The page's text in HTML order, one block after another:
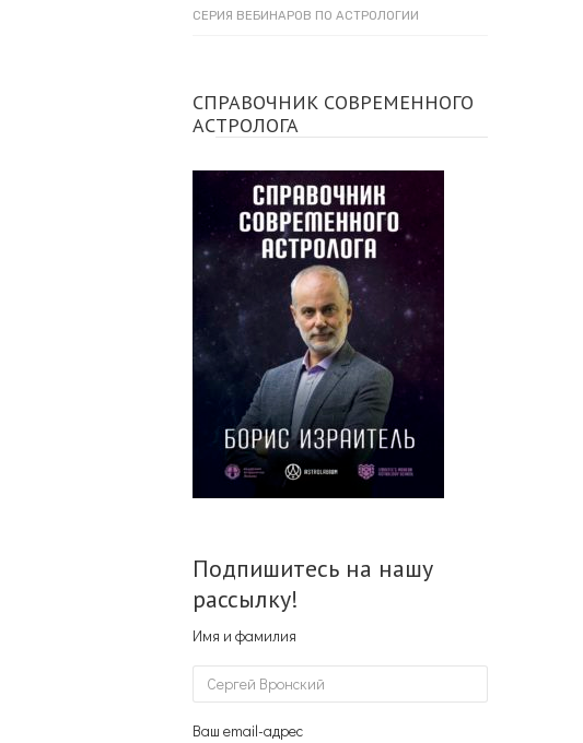
СЕРИЯ ВЕБИНАРОВ ПО АСТРОЛОГИИ
СПРАВОЧНИК СОВРЕМЕННОГО
АСТРОЛОГА
Подпишитесь на нашу
рассылку!
Имя и фамилия
Ваш email-адрес